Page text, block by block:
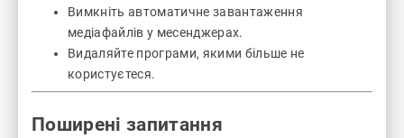
Вимкніть автоматичне завантаження
медіафайлів у месенджерах.
Видаляйте програми, якими більше не
користуєтеся.
Поширені запитання